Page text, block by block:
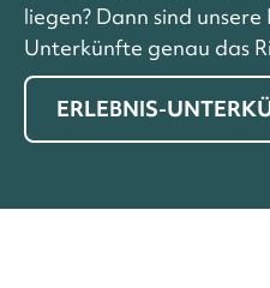
liegen? Dann sind unsere
Unterkünfte genau das
ERLEBNIS-